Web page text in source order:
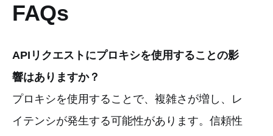
FAQs
APIリクエストにプロキシを使用することの影
響はありますか？
プロキシを使用することで、複雑さが増し、レ
イテンシが発生する可能性があります。信頼性